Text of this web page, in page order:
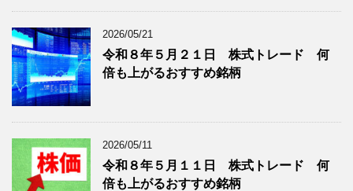
グ
記
事
を
表
示
グ
記
事
を
表
示
2026/05/21
令和８年５月２１日 株式トレード 何
倍も上がるおすすめ銘柄
2026/05/11
令和８年５月１１日 株式トレード 何
倍も上がるおすすめ銘柄